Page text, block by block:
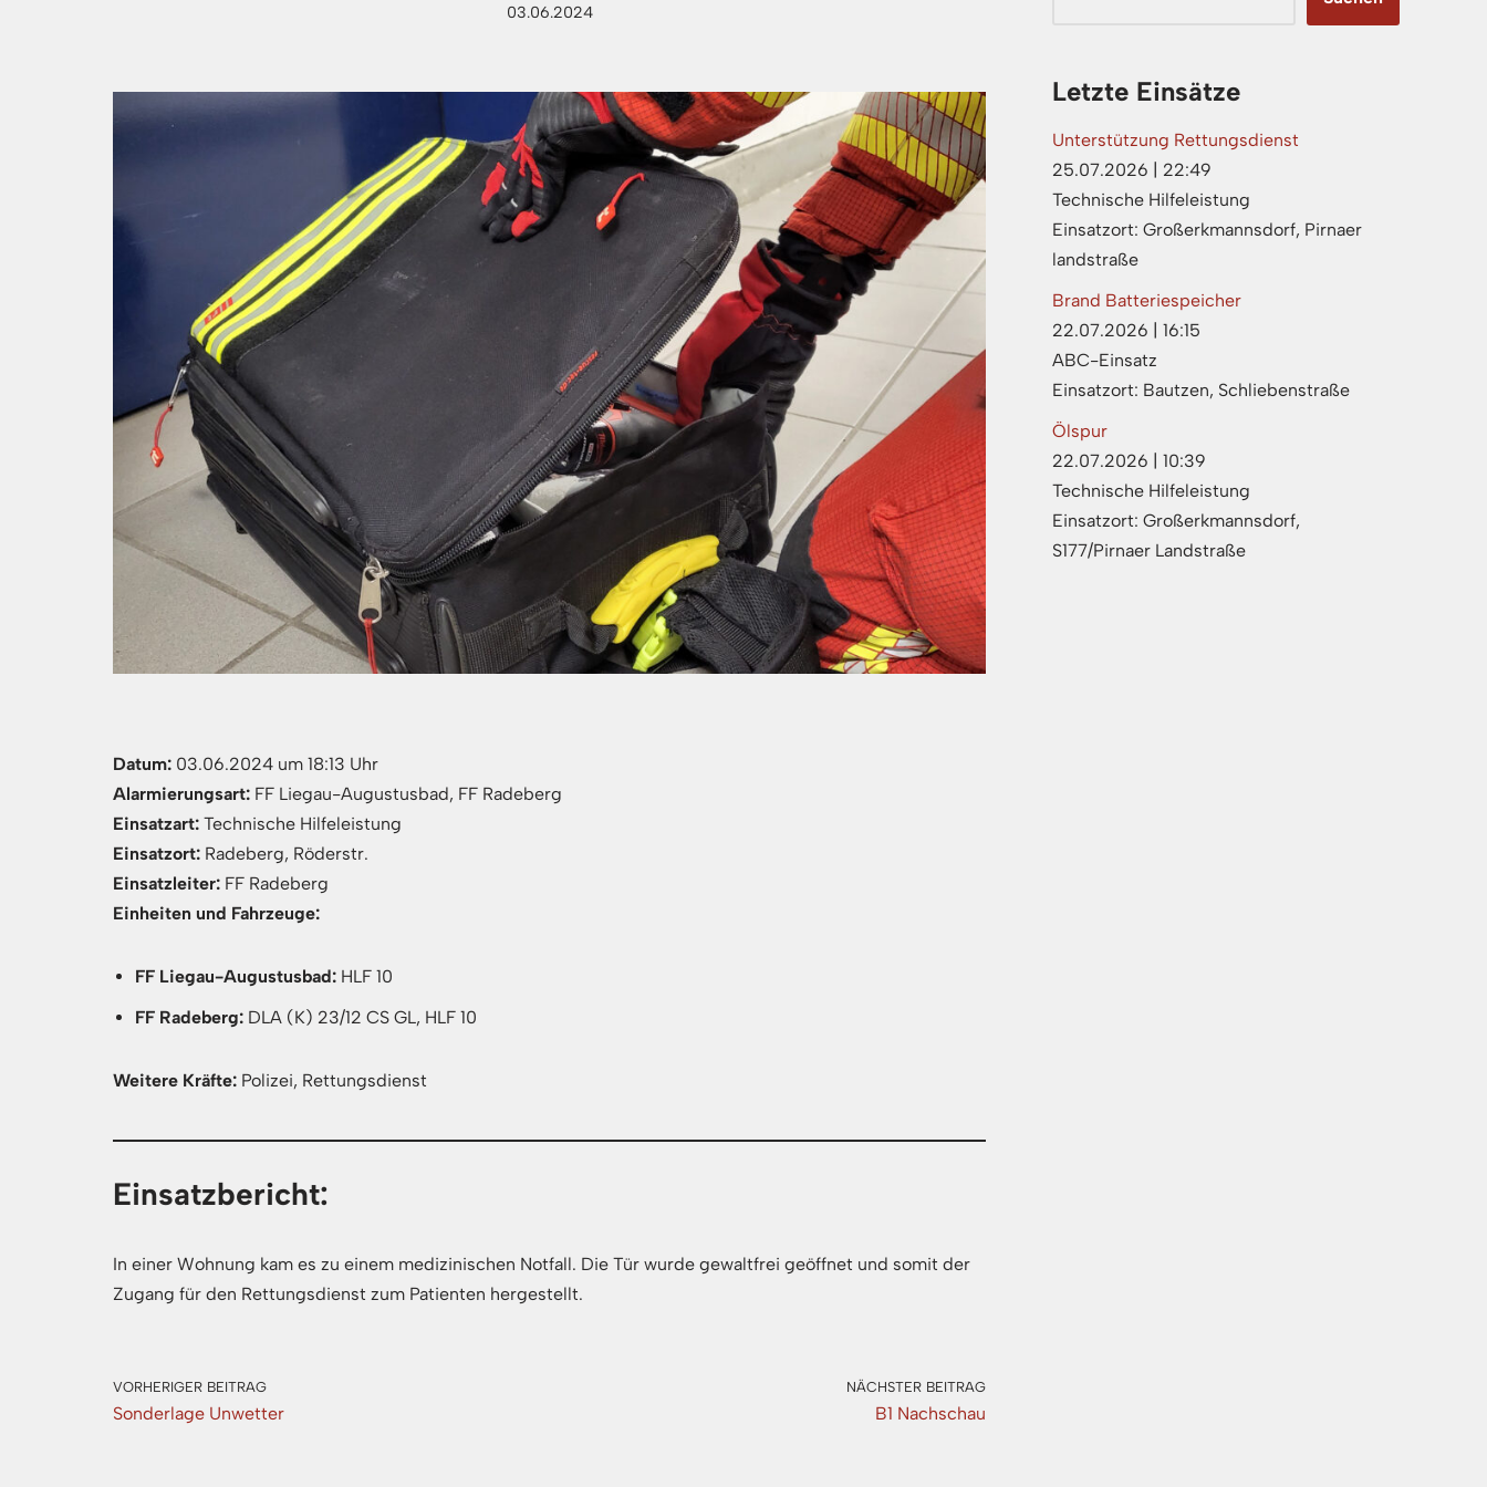
03.06.2024
Datum: 03.06.2024 um 18:13 Uhr
Alarmierungsart: FF Liegau-Augustusbad, FF Radeberg
Einsatzart: Technische Hilfeleistung
Einsatzort: Radeberg, Röderstr.
Einsatzleiter: FF Radeberg
Einheiten und Fahrzeuge:
FF Liegau-Augustusbad: HLF 10
FF Radeberg: DLA (K) 23/12 CS GL, HLF 10
Weitere Kräfte: Polizei, Rettungsdienst
Einsatzbericht:
In einer Wohnung kam es zu einem medizinischen Notfall. Die Tür wurde gewaltfrei geöffnet und somit der
Zugang für den Rettungsdienst zum Patienten hergestellt.
VORHERIGER BEITRAG
Sonderlage Unwetter
NÄCHSTER BEITRAG
B1 Nachschau
Letzte Einsätze
Unterstützung Rettungsdienst
25.07.2026 | 22:49
Technische Hilfeleistung
Einsatzort: Großerkmannsdorf, Pirnaer
landstraße
Brand Batteriespeicher
22.07.2026 | 16:15
ABC-Einsatz
Einsatzort: Bautzen, Schliebenstraße
Ölspur
22.07.2026 | 10:39
Technische Hilfeleistung
Einsatzort: Großerkmannsdorf,
S177/Pirnaer Landstraße